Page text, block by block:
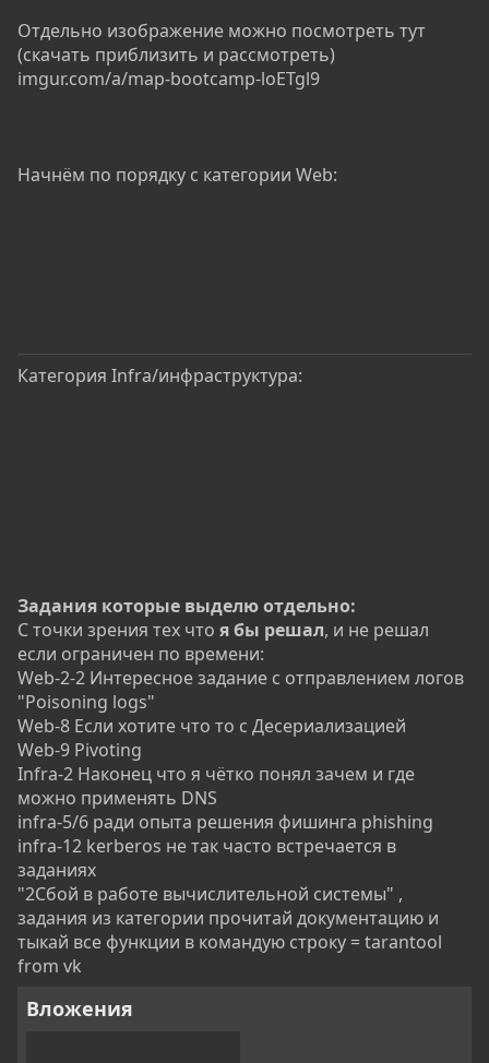
Отдельно изображение можно посмотреть тут
(скачать приблизить и рассмотреть)
imgur.com/a/map-bootcamp-loETgl9
Начнём по порядку с категории Web:
Категория Infra/инфраструктура:
Задания которые выделю отдельно:
С точки зрения тех что я бы решал, и не решал
если ограничен по времени:
Web-2-2 Интересное задание с отправлением логов
"Poisoning logs"
Web-8 Если хотите что то с Десериализацией
Web-9 Pivoting
Infra-2 Наконец что я чётко понял зачем и где
можно применять DNS
infra-5/6 ради опыта решения фишинга phishing
infra-12 kerberos не так часто встречается в
заданиях
"2Сбой в работе вычислительной системы" ,
задания из категории прочитай документацию и
тыкай все функции в командую строку = tarantool
from vk
Вложения